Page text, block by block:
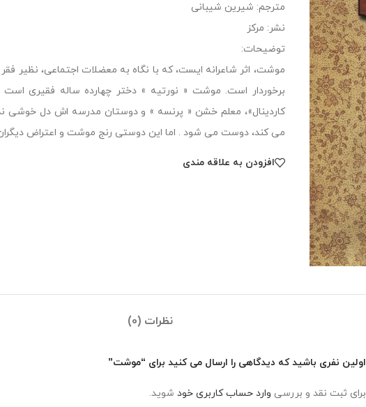
مترجم: شیرین شیبانی
نشر: مرکز
توضیحات:
موشت، اثر شاعرانه ایست، که با نگاه به معضلات اجتماعی، نظیر
برخوردار است. موشت « نورتیه » دختر چهارده ساله فقیری است
کاردینال»، معلم خشن « پرنسه » و دوستان مدرسه اش دل خوشی
می کند، دوست می شود . اما این دوستی رنج موشت و اعتراض
افزودن به علاقه مندی
نظرات (0)
اولین نفری باشید که دیدگاهی را ارسال می کنید برای “موشت”
برای ثبت نقد و بررسی وارد حساب کاربری خود شوید.